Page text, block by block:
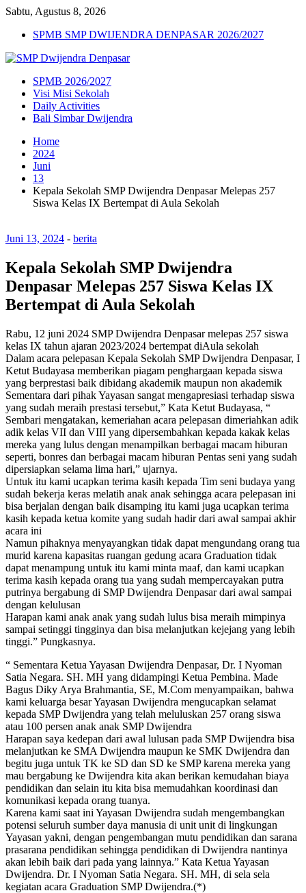
Sabtu, Agustus 8, 2026
SPMB SMP DWIJENDRA DENPASAR 2026/2027
SPMB 2026/2027
Visi Misi Sekolah
Daily Activities
Bali Simbar Dwijendra
Home
2024
Juni
13
Kepala Sekolah SMP Dwijendra Denpasar Melepas 257
Siswa Kelas IX Bertempat di Aula Sekolah
Juni 13, 2024 - berita
Kepala Sekolah SMP Dwijendra
Denpasar Melepas 257 Siswa Kelas IX
Bertempat di Aula Sekolah
Rabu, 12 juni 2024 SMP Dwijendra Denpasar melepas 257 siswa
kelas IX tahun ajaran 2023/2024 bertempat diAula sekolah
Dalam acara pelepasan Kepala Sekolah SMP Dwijendra Denpasar, I
Ketut Budayasa memberikan piagam penghargaan kepada siswa
yang berprestasi baik dibidang akademik maupun non akademik
Sementara dari pihak Yayasan sangat mengapresiasi terhadap siswa
yang sudah meraih prestasi tersebut,” Kata Ketut Budayasa, “
Sembari mengatakan, kemeriahan acara pelepasan dimeriahkan adik
adik kelas VII dan VIII yang dipersembahkan kepada kakak kelas
mereka yang lulus dengan menampilkan berbagai macam hiburan
seperti, bonres dan berbagai macam hiburan Pentas seni yang sudah
dipersiapkan selama lima hari,” ujarnya.
Untuk itu kami ucapkan terima kasih kepada Tim seni budaya yang
sudah bekerja keras melatih anak anak sehingga acara pelepasan ini
bisa berjalan dengan baik disamping itu kami juga ucapkan terima
kasih kepada ketua komite yang sudah hadir dari awal sampai akhir
acara ini
Namun pihaknya menyayangkan tidak dapat mengundang orang tua
murid karena kapasitas ruangan gedung acara Graduation tidak
dapat menampung untuk itu kami minta maaf, dan kami ucapkan
terima kasih kepada orang tua yang sudah mempercayakan putra
putrinya bergabung di SMP Dwijendra Denpasar dari awal sampai
dengan kelulusan
Harapan kami anak anak yang sudah lulus bisa meraih mimpinya
sampai setinggi tingginya dan bisa melanjutkan kejejang yang lebih
tinggi.” Pungkasnya.
“ Sementara Ketua Yayasan Dwijendra Denpasar, Dr. I Nyoman
Satia Negara. SH. MH yang didampingi Ketua Pembina. Made
Bagus Diky Arya Brahmantia, SE, M.Com menyampaikan, bahwa
kami keluarga besar Yayasan Dwijendra mengucapkan selamat
kepada SMP Dwijendra yang telah meluluskan 257 orang siswa
atau 100 persen anak anak SMP Dwijendra
Harapan saya kedepan dari awal lulusan pada SMP Dwijendra bisa
melanjutkan ke SMA Dwijendra maupun ke SMK Dwijendra dan
begitu juga untuk TK ke SD dan SD ke SMP karena mereka yang
mau bergabung ke Dwijendra kita akan berikan kemudahan biaya
pendidikan dan selain itu kita bisa memudahkan koordinasi dan
komunikasi kepada orang tuanya.
Karena kami saat ini Yayasan Dwijendra sudah mengembangkan
potensi seluruh sumber daya manusia di unit unit di lingkungan
Yayasan yakni, dengan pengembangan mutu pendidikan dan sarana
prasarana pendidikan sehingga pendidikan di Dwijendra nantinya
akan lebih baik dari pada yang lainnya.” Kata Ketua Yayasan
Dwijendra. Dr. I Nyoman Satia Negara. SH. MH, di sela sela
kegiatan acara Graduation SMP Dwijendra.(*)